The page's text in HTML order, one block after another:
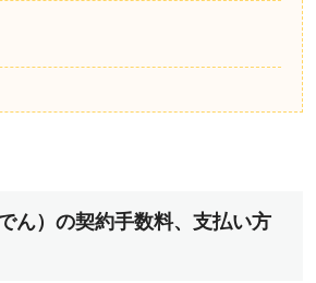
ん）の契約手数料、支払い方